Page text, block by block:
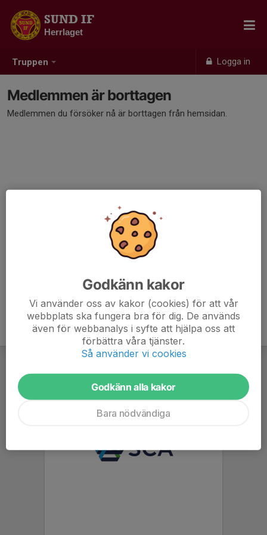
Truppen Logga in
SUND IF
Herrlaget
Medlemmen är borttagen
Medlemmen du försöker nå är borttagen från hemsidan.
Godkänn kakor
Vi använder oss av kakor (cookies) för att vår
webbplats ska fungera bra för dig. De används
även för webbanalys i syfte att hjälpa oss att
förbättra våra tjänster.
Så använder vi cookies
Godkänn alla kakor
Bara nödvändiga